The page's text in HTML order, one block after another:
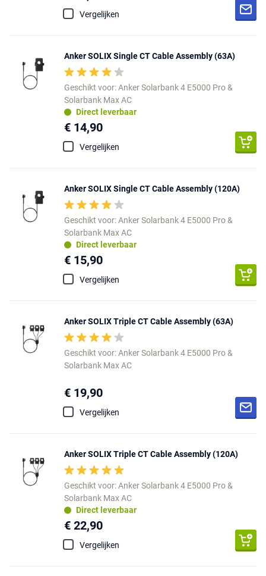
Vergelijken
Anker SOLIX Single CT Cable Assembly (63A)
Geschikt voor: Anker Solarbank 4 E5000 Pro &
Solarbank Max AC
Direct leverbaar
€ 14,90
Vergelijken
Anker SOLIX Single CT Cable Assembly (120A)
Geschikt voor: Anker Solarbank 4 E5000 Pro &
Solarbank Max AC
Direct leverbaar
€ 15,90
Vergelijken
Anker SOLIX Triple CT Cable Assembly (63A)
Geschikt voor: Anker Solarbank 4 E5000 Pro &
Solarbank Max AC
€ 19,90
Vergelijken
Anker SOLIX Triple CT Cable Assembly (120A)
Geschikt voor: Anker Solarbank 4 E5000 Pro &
Solarbank Max AC
Direct leverbaar
€ 22,90
Vergelijken